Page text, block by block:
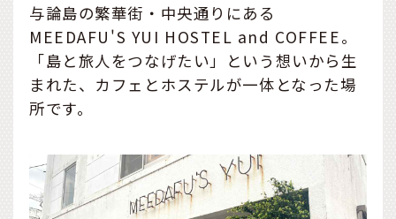
与論島の繁華街・中央通りにある
MEEDAFU'S YUI HOSTEL and COFFEE。
「島と旅人をつなげたい」という想いから生
まれた、カフェとホステルが一体となった場
所です。